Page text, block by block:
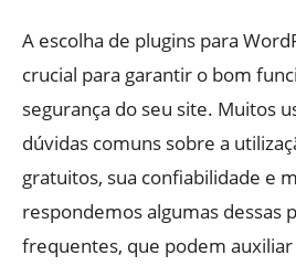
A escolha de plugins para
crucial para garantir o bom
segurança do seu site. Muitos
dúvidas comuns sobre a
gratuitos, sua confiabilidade e
respondemos algumas dessas
frequentes, que podem